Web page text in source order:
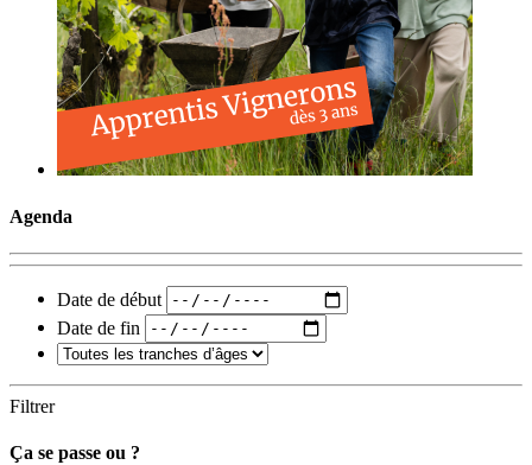
Agenda
Date de début
Date de fin
Filtrer
Ça se passe ou ?